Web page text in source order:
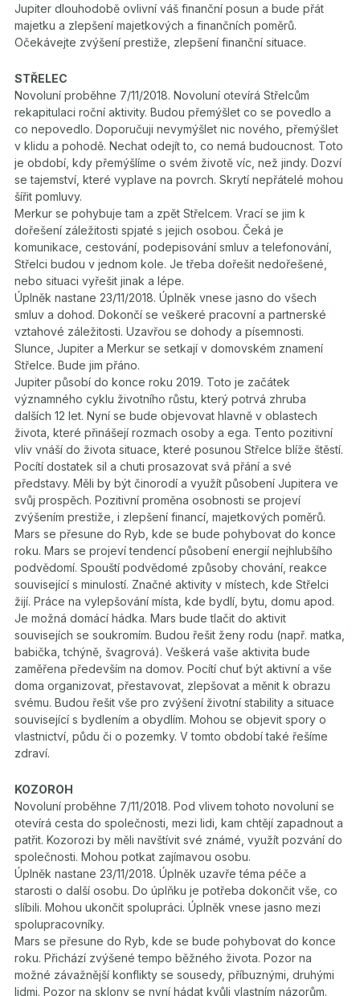
Jupiter dlouhodobě ovlivní váš finanční posun a bude přát
majetku a zlepšení majetkových a finančních poměrů.
Očekávejte zvýšení prestiže, zlepšení finanční situace.
STŘELEC
Novoluní proběhne 7/11/2018. Novoluní otevírá Střelcům
rekapitulaci roční aktivity. Budou přemýšlet co se povedlo a
co nepovedlo. Doporučuji nevymýšlet nic nového, přemýšlet
v klidu a pohodě. Nechat odejít to, co nemá budoucnost. Toto
je období, kdy přemýšlíme o svém životě víc, než jindy. Dozví
se tajemství, které vyplave na povrch. Skrytí nepřátelé mohou
šířit pomluvy.
Merkur se pohybuje tam a zpět Střelcem. Vrací se jim k
dořešení záležitosti spjaté s jejich osobou. Čeká je
komunikace, cestování, podepisování smluv a telefonování,
Střelci budou v jednom kole. Je třeba dořešit nedořešené,
nebo situaci vyřešit jinak a lépe.
Úplněk nastane 23/11/2018. Úplněk vnese jasno do všech
smluv a dohod. Dokončí se veškeré pracovní a partnerské
vztahové záležitosti. Uzavřou se dohody a písemnosti.
Slunce, Jupiter a Merkur se setkají v domovském znamení
Střelce. Bude jim přáno.
Jupiter působí do konce roku 2019. Toto je začátek
významného cyklu životního růstu, který potrvá zhruba
dalších 12 let. Nyní se bude objevovat hlavně v oblastech
života, které přinášejí rozmach osoby a ega. Tento pozitivní
vliv vnáší do života situace, které posunou Střelce blíže štěstí.
Pocítí dostatek sil a chuti prosazovat svá přání a své
představy. Měli by být činorodí a využít působení Jupitera ve
svůj prospěch. Pozitivní proměna osobnosti se projeví
zvýšením prestiže, i zlepšení financí, majetkových poměrů.
Mars se přesune do Ryb, kde se bude pohybovat do konce
roku. Mars se projeví tendencí působení energií nejhlubšího
podvědomí. Spouští podvědomé způsoby chování, reakce
související s minulostí. Značné aktivity v místech, kde Střelci
žijí. Práce na vylepšování místa, kde bydlí, bytu, domu apod.
Je možná domácí hádka. Mars bude tlačit do aktivit
souvisejích se soukromím. Budou řešit ženy rodu (např. matka,
babička, tchýně, švagrová). Veškerá vaše aktivita bude
zaměřena především na domov. Pocítí chuť být aktivní a vše
doma organizovat, přestavovat, zlepšovat a měnit k obrazu
svému. Budou řešit vše pro zvýšení životní stability a situace
související s bydlením a obydlím. Mohou se objevit spory o
vlastnictví, půdu či o pozemky. V tomto období také řešíme
zdraví.
KOZOROH
Novoluní proběhne 7/11/2018. Pod vlivem tohoto novoluní se
otevírá cesta do společnosti, mezi lidi, kam chtějí zapadnout a
patřit. Kozorozi by měli navštívit své známé, využít pozvání do
společnosti. Mohou potkat zajímavou osobu.
Úplněk nastane 23/11/2018. Úplněk uzavře téma péče a
starosti o další osobu. Do úplňku je potřeba dokončit vše, co
slíbili. Mohou ukončit spolupráci. Úplněk vnese jasno mezi
spolupracovníky.
Mars se přesune do Ryb, kde se bude pohybovat do konce
roku. Přichází zvýšené tempo běžného života. Pozor na
možné závažnější konflikty se sousedy, příbuznými, druhými
lidmi. Pozor na sklony se nyní hádat kvůli vlastním názorům.